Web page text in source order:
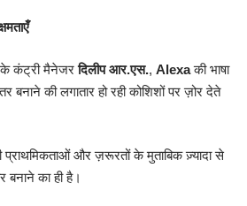
के कंट्री मैनेजरदिलीप आर.एस., Alexaकी भाषा
की लगातार हो रही कोशिशों पर ज़ोर देते
और ज़रूरतों के मुताबिक ज़्यादा से
बनाने का ही है।